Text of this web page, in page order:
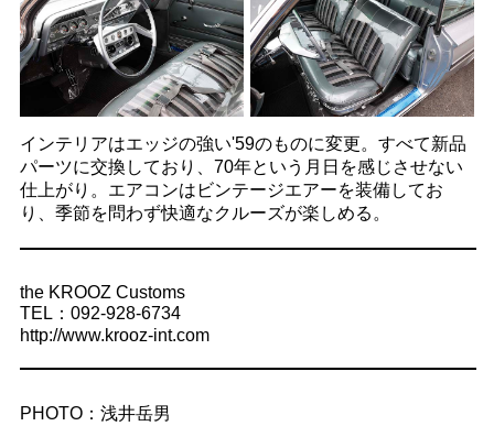
インテリアはエッジの強い'59のものに変更。すべて新品
パーツに交換しており、70年という月日を感じさせない
仕上がり。エアコンはビンテージエアーを装備してお
り、季節を問わず快適なクルーズが楽しめる。
the KROOZ Customs
TEL：092-928-6734
http://www.krooz-int.com
PHOTO：浅井岳男